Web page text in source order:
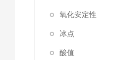
氧化安定性
冰点
酸值